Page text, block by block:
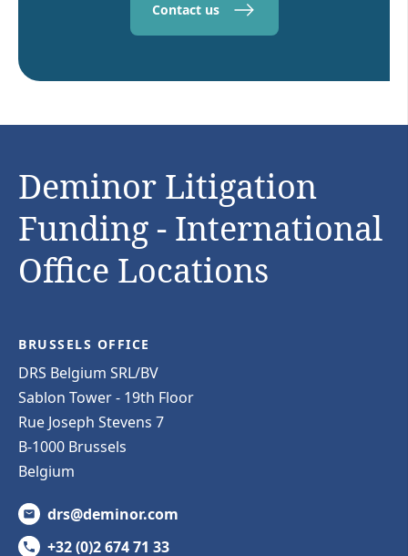
Contact us
Deminor Litigation
Funding - International
Office Locations
BRUSSELS OFFICE
DRS Belgium SRL/BV
Sablon Tower - 19th Floor
Rue Joseph Stevens 7
B-1000 Brussels
Belgium
drs@deminor.com
+32 (0)2 674 71 33